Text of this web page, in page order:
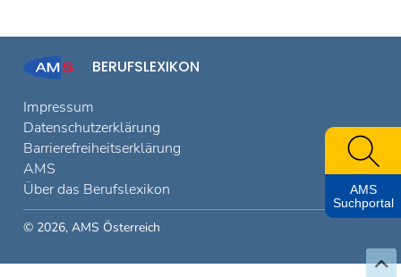
BERUFSLEXIKON
Impressum
Datenschutzerklärung
Barrierefreiheitserklärung
AMS
Über das Berufslexikon
© 2026, AMS Österreich
AMS
Suchportal